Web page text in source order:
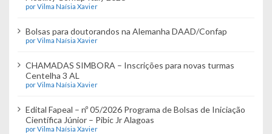
por Vilma Naísia Xavier
Bolsas para doutorandos na Alemanha DAAD/Confap
por Vilma Naísia Xavier
CHAMADAS SIMBORA – Inscrições para novas turmas
Centelha 3 AL
por Vilma Naísia Xavier
Edital Fapeal – nº 05/2026 Programa de Bolsas de Iniciação
Científica Júnior – Pibic Jr Alagoas
por Vilma Naísia Xavier